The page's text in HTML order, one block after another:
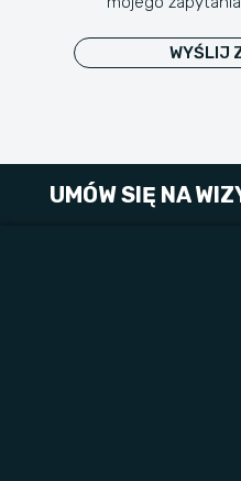
UMÓW SIĘ NA